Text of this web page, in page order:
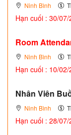
Ninh Bình
Hạn cuối : 30/
Room
Ninh Bình
Hạn cuối : 10/
Nhân Viên
Ninh Bình
Hạn cuối : 28/